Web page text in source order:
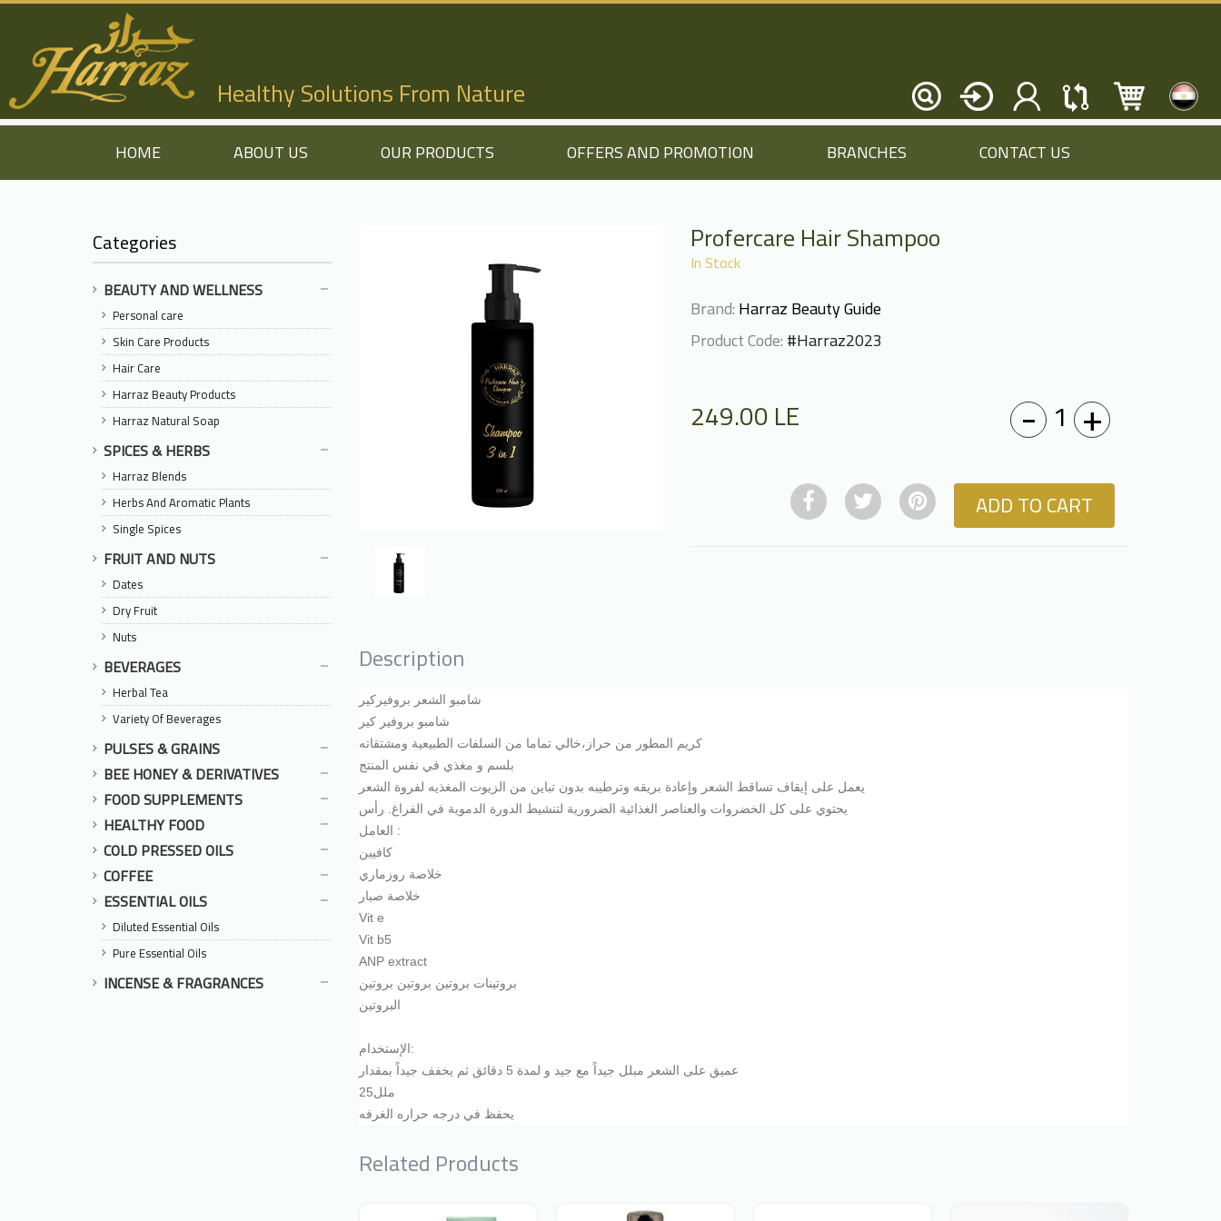
Healthy Solutions From Nature
HOME ABOUT US OUR PRODUCTS OFFERS AND PROMOTION BRANCHES CONTACT US
Categories
BEAUTY AND WELLNESS
Personal care
Skin Care Products
Hair Care
Harraz Beauty Products
Harraz Natural Soap
SPICES & HERBS
Harraz Blends
Herbs And Aromatic Plants
Single Spices
FRUIT AND NUTS
Dates
Dry Fruit
Nuts
BEVERAGES
Herbal Tea
Variety Of Beverages
PULSES & GRAINS
BEE HONEY & DERIVATIVES
FOOD SUPPLEMENTS
HEALTHY FOOD
COLD PRESSED OILS
COFFEE
ESSENTIAL OILS
Diluted Essential Oils
Pure Essential Oils
INCENSE & FRAGRANCES
Profercare Hair Shampoo
In Stock
Brand:Harraz Beauty Guide
Product Code:#Harraz2023
249.00LE - 1 +
ADD TO CART
Description
شامبو الشعر بروفيركير
شامبو بروفير كير
كريم المطور من حراز،خالي تماما من السلفات الطبيعية ومشتقاته
بلسم و مغذي في نفس المنتج
يعمل على إيقاف تساقط الشعر وإعادة بريقه وترطيبه بدون تباين من الزيوت المغذيه لفروة الشعر
يحتوي على كل الخضروات والعناصر الغذائية الضرورية لتنشيط الدورة الدموية في الفراغ. رأس
:
كافيين
خلاصة روزماري
خلاصة صبار
Vit e
Vit b5
ANP extract
بروتينات بروتين بروتين بروتين
البروتين
الإستخدام:
عميق على الشعر مبلل جيداً مع جيد و لمدة 5 دقائق ثم يخفف جيداً بمقدار
25ملل
يحفظ في درجه حراره الغرفه
Related Products